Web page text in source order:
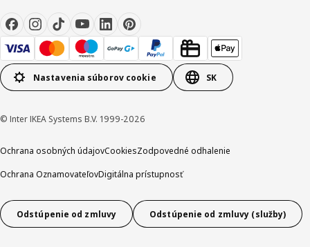
Nastavenia súborov cookie SK
© Inter IKEA Systems B.V. 1999-2026
Ochrana osobných údajovCookiesZodpovedné odhalenie
Ochrana OznamovateľovDigitálna prístupnosť
Odstúpenie od zmluvy Odstúpenie od zmluvy (služby)